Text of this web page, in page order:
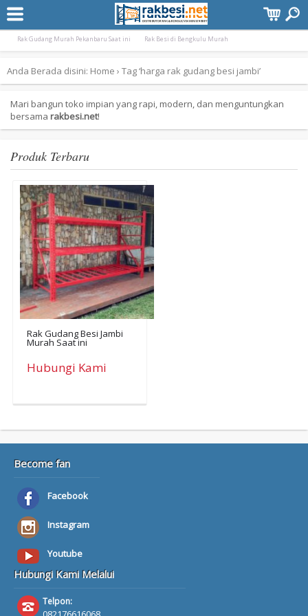
Terpopuler:
Rak Gudang Besi Pekanbaru Murah
Rak Minimarket Pangkal Pinang Bangka Bel
Rak Gudang Murah Pekanbaru Saat ini
Rak Besi di Bengkulu Murah
Anda Berada disini: Home › Tag ‘harga rak gudang besi jambi’
Mari bangun toko impian yang rapi, modern, dan menguntungkan
bersama rakbesi.net!
Produk Terbaru
Rak Gudang Besi Jambi
Murah Saat ini
Hubungi Kami
Become fan
Facebook
Instagram
Youtube
Hubungi Kami Melalui
Telpon: